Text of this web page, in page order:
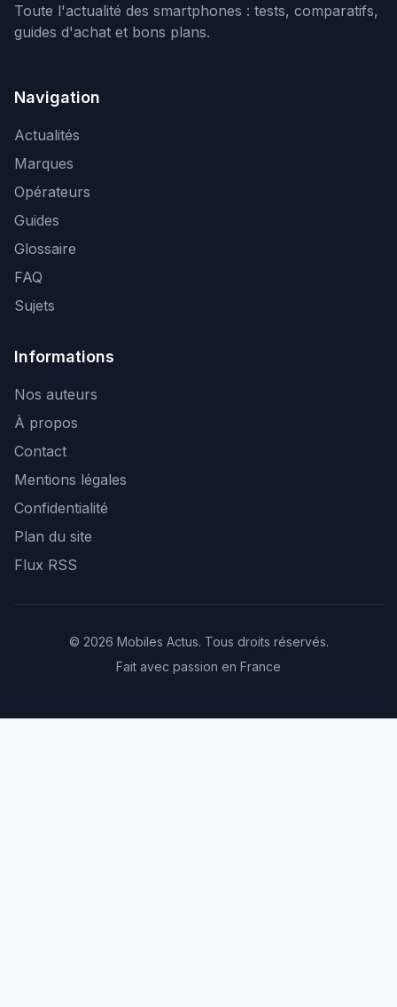
Toute l'actualité des smartphones : tests, comparatifs,
guides d'achat et bons plans.
Navigation
Actualités
Marques
Opérateurs
Guides
Glossaire
FAQ
Sujets
Informations
Nos auteurs
À propos
Contact
Mentions légales
Confidentialité
Plan du site
Flux RSS
© 2026 Mobiles Actus. Tous droits réservés.
Fait avec passion en France